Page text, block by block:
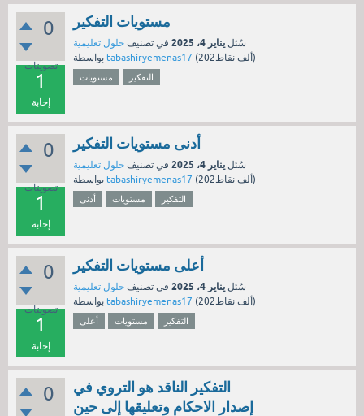
0
تصويتات
1
إجابة
مستويات التفكير
سُئل يناير 4، 2025 في تصنيف حلول تعليمية
tabashiryemenas17 ( 202ألفنقاط)
مستويات التفكير
0
تصويتات
1
إجابة
أدنى مستويات التفكير
سُئل يناير 4، 2025 في تصنيف حلول تعليمية
tabashiryemenas17 ( 202ألفنقاط)
أدنى مستويات التفكير
0
تصويتات
1
إجابة
أعلى مستويات التفكير
سُئل يناير 4، 2025 في تصنيف حلول تعليمية
tabashiryemenas17 ( 202ألفنقاط)
أعلى مستويات التفكير
0
التفكير الناقد هو التروي في
إصدار الاحكام وتعليقها إلى حين